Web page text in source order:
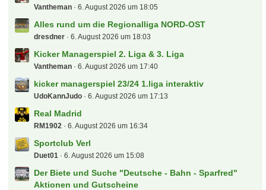
Vantheman 6. August 2026 um 18:05
Alles rund um die Regionalliga NORD-OST
dresdner 6. August 2026 um 18:03
Kicker Managerspiel 2. Liga & 3. Liga
Vantheman 6. August 2026 um 17:40
kicker managerspiel 23/24 1.liga interaktiv
UdoKannJudo 6. August 2026 um 17:13
Real Madrid
RM1902 6. August 2026 um 16:34
Sportclub Verl
Duet01 6. August 2026 um 15:08
Der Biete und Suche "Deutsche - Bahn - Sparfred"
Aktionen und Gutscheine